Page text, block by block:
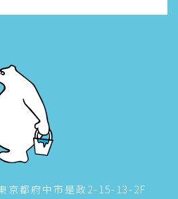
京都府中市是政2-15-13-2F